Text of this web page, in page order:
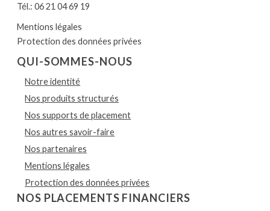
Tél.: 06 21 04 69 19
Mentions légales
Protection des données privées
QUI-SOMMES-NOUS
Notre identité
Nos produits structurés
Nos supports de placement
Nos autres savoir-faire
Nos partenaires
Mentions légales
Protection des données privées
NOS PLACEMENTS FINANCIERS